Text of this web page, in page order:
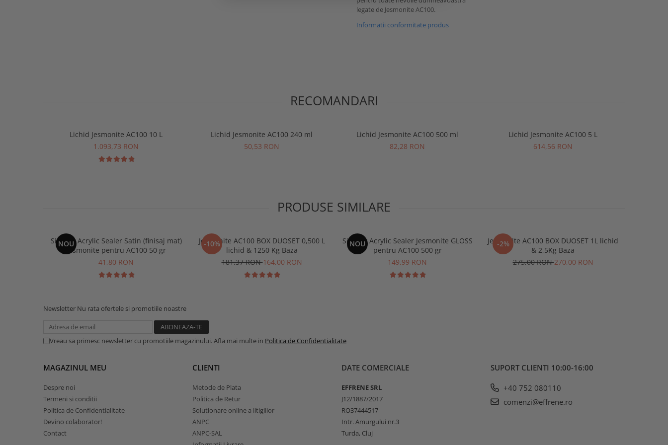
legate de Jesmonite AC100.
Informatii conformitate produs
RECOMANDARI
Lichid Jesmonite AC100 10 L
1.093,73 RON
Lichid Jesmonite AC100 240 ml
50,53 RON
Lichid Jesmonite AC100 500 ml
82,28 RON
Lichid Jesmonite AC100 5 L
614,56 RON
PRODUSE SIMILARE
NOU
Sigilant Acrylic Sealer Satin (finisaj mat)
Jesmonite pentru AC100 50 gr
41,80 RON
-10%
Jesmonite AC100 BOX DUOSET 0,500 L
lichid & 1250 Kg Baza
181,37 RON164,00 RON
NOU
Sigilant Acrylic Sealer Jesmonite GLOSS
pentru AC100 500 gr
149,99 RON
-2%
Jesmonite AC100 BOX DUOSET 1L lichid
& 2,5Kg Baza
275,00 RON270,00 RON
Newsletter Nu rata ofertele si promotiile noastre
Vreau sa primesc newsletter cu promotiile magazinului. Afla mai multe in Politica de Confidentialitate
MAGAZINUL MEU
Despre noi
Termeni si conditii
Politica de Confidentialitate
Devino colaborator!
Contact
CLIENTI
Metode de Plata
Politica de Retur
Solutionare online a litigiilor
ANPC
ANPC-SAL
DATE COMERCIALE
EFFRENE SRL
J12/1887/2017
RO37444517
Intr. Amurgului nr.3
Turda, Cluj
SUPORT CLIENTI 10:00-16:00
+40 752 080110
comenzi@effrene.ro